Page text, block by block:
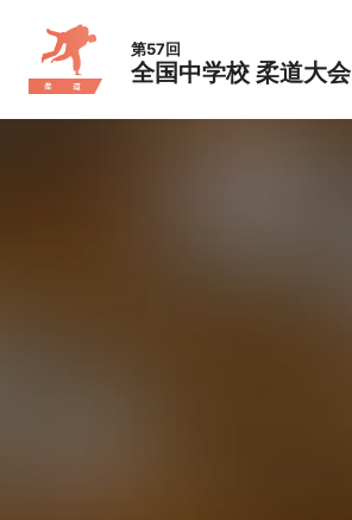
第57回
全国中学校 柔道大会